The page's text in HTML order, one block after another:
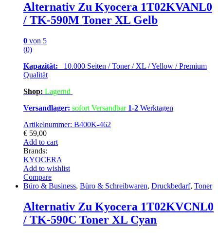
Alternativ Zu Kyocera 1T02KVANL0
/ TK-590M Toner XL Gelb
0 von 5
(0)
Kapazität: 10.000 Seiten / Toner / XL / Yellow / Premium
Qualität
Shop: Lagernd
Versandlager: sofort Versandbar 1-2 Werktagen
Artikelnummer: B400K-462
€ 59,00
Add to cart
Brands:
KYOCERA
Add to wishlist
Compare
Büro & Business, Büro & Schreibwaren, Druckbedarf, Toner
Alternativ Zu Kyocera 1T02KVCNL0
/ TK-590C Toner XL Cyan